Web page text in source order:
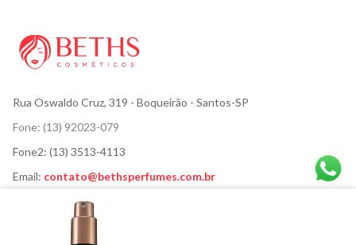
Rua Oswaldo Cruz, 319 - Boqueirão - Santos-SP
Fone: (13) 92023-079
Fone2: (13) 3513-4113
Email: contato@bethsperfumes.com.br
2026 ELIDE MIYASIRO DE ABREU - 02.185.665/0001-42